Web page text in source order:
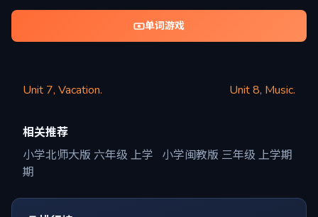
单词游戏
Unit 7, Vacation. Unit 8, Music.
相关推荐
小学北师大版 六年级 上学
期
小学闽教版 三年级 上学期